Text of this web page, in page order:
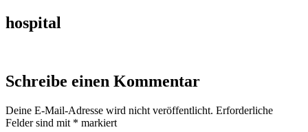
hospital
Schreibe einen Kommentar
Deine E-Mail-Adresse wird nicht veröffentlicht. Erforderliche
Felder sind mit * markiert